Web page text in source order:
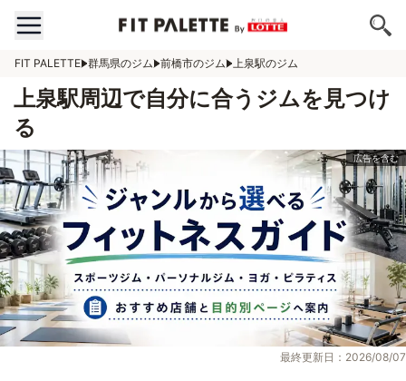
FIT PALETTE 群馬県のジム 前橋市のジム 上泉駅のジム
上泉駅周辺で自分に合うジムを見つけ
る
最終更新日：2026/08/07